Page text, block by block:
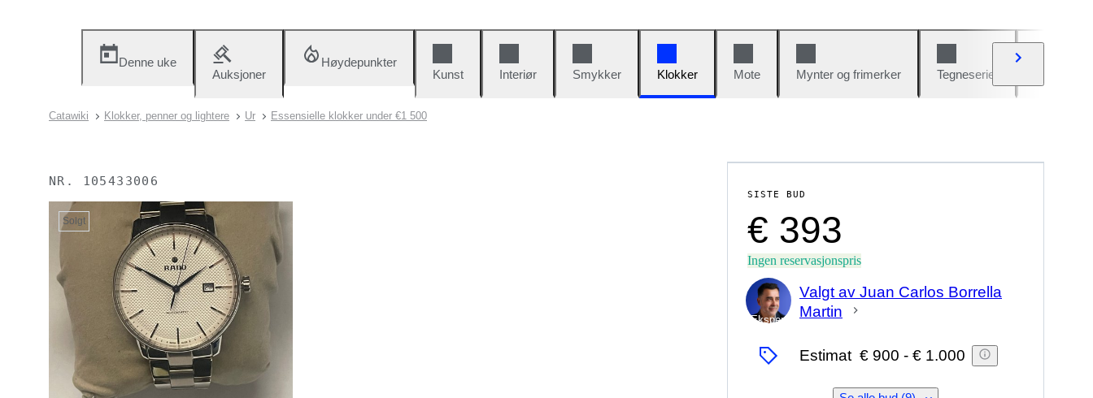
Denne uke
Auksjoner
Høydepunkter
Kunst
Interiør Smykker Klokker Mote Mynter og frimerker Tegneserier
Catawiki Klokker, penner og lightere Ur Essensielle klokker under €1 500
NR. 105433006
Solgt
SISTE BUD
€ 393
Ingen reservasjonspris
Ekspert
Valgt av Juan Carlos Borrella
Martin
Estimat € 900 - € 1.000